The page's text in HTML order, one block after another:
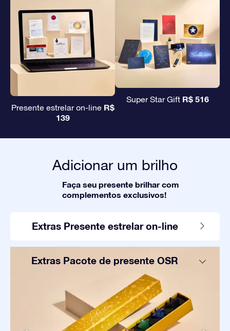
Presente estrelar on-line R$
139
Super Star Gift R$ 516
Adicionar um brilho
Faça seu presente brilhar com
complementos exclusivos!
Extras Presente estrelar on-line
Extras Pacote de presente OSR